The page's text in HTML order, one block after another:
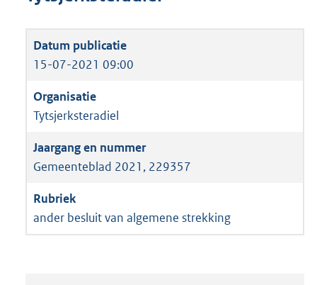
15-07-2021 09:00
Tytsjerksteradiel
Gemeenteblad 2021, 229357
ander besluit van algemene strekking